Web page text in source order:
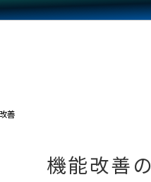
販売）
る集客
リティを向上
携代行
善
機能改善